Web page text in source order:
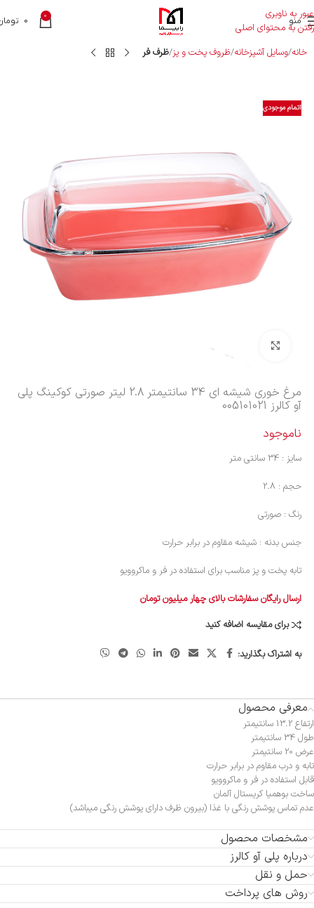
عبور به ناوبری
رفتن به محتوای اصلی
منو 0
0
خانه وسایل آشپزخانه ظروف پخت و پز ظرف فر
اتمام موجودی
بزرگنمایی تصویر
مرغ خوری شیشه ای 34 سانتیمتر 2.8 لیتر صورتی کوکینگ پلی
آو کالرز 005101021
ناموجود
سایز : 34 سانتی متر
حجم : 2.8
رنگ : صورتی
جنس بدنه : شیشه مقاوم در برابر حرارت
تابه پخت و پز مناسب برای استفاده در فر و ماکروویو
ارسال رایگان سفارشات بالای چهار میلیون تومان
برای مقایسه اضافه کنید
به اشتراک بگذارید:
معرفی محصول
ارتفاع 13.2 سانتیمتر
طول 34 سانتیمتر
عرض 20 سانتیمتر
تابه و درب مقاوم در برابر حرارت
قابل استفاده در فر و ماکروویو
ساخت بوهمیا کریستال آلمان
عدم تماس پوشش رنگی با غذا (بیرون ظرف دارای پوشش رنگی میباشد)
مشخصات محصول
درباره پلی آو کالرز
حمل و نقل
روش های پرداخت